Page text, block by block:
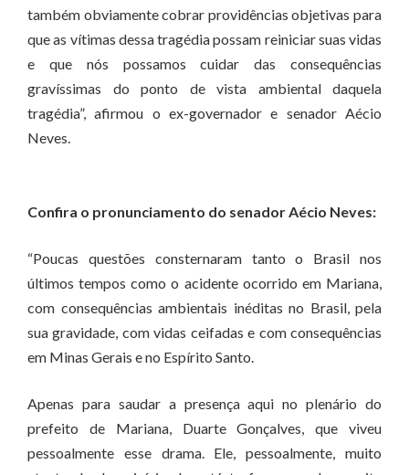
também obviamente cobrar providências objetivas para
que as vítimas dessa tragédia possam reiniciar suas vidas
e que nós possamos cuidar das consequências
gravíssimas do ponto de vista ambiental daquela
tragédia”, afirmou o ex-governador e senador Aécio
Neves.
Confira o pronunciamento do senador Aécio Neves:
“Poucas questões consternaram tanto o Brasil nos
últimos tempos como o acidente ocorrido em Mariana,
com consequências ambientais inéditas no Brasil, pela
sua gravidade, com vidas ceifadas e com consequências
em Minas Gerais e no Espírito Santo.
Apenas para saudar a presença aqui no plenário do
prefeito de Mariana, Duarte Gonçalves, que viveu
pessoalmente esse drama. Ele, pessoalmente, muito